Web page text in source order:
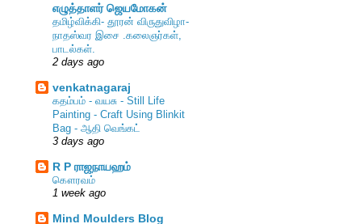
எழுத்தாளர் ஜெயமோகன்
தமிழ்விக்கி- தூரன் விருதுவிழா-
நாதஸ்வர இசை .கலைஞர்கள்,
பாடல்கள்.
2 days ago
venkatnagaraj
கதம்பம் - வயசு - Still Life
Painting - Craft Using Blinkit
Bag - ஆதி வெங்கட்
3 days ago
R P ராஜநாயஹம்
கௌரவம்
1 week ago
Mind Moulders Blog